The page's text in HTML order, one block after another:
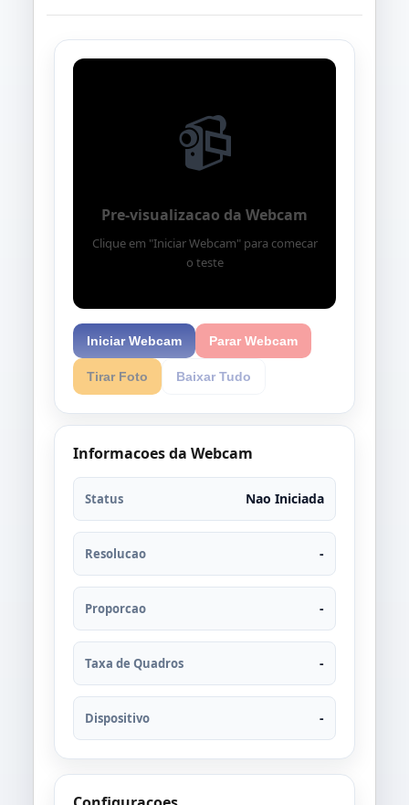
📹
Pre-visualizacao da Webcam
Clique em "Iniciar Webcam" para comecar
o teste
Iniciar Webcam Parar Webcam
Tirar Foto Baixar Tudo
Informacoes da Webcam
Status Nao Iniciada
Resolucao -
Proporcao -
Taxa de Quadros -
Dispositivo -